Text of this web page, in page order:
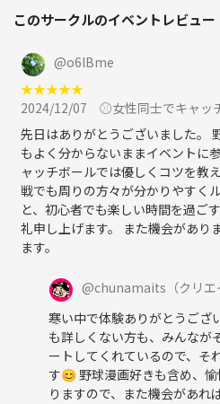
このサークルのイベントレビュー
@o6lBme
★★★★★
2024/12/07
⚾︎女性同士でキャッチボール体験
先日はありがとうございました。
もよく分からないままイベントに
ャッチボールでは優しくコツを教
戦でも周りの方々が分かりやすく
と、初心者でも楽しい時間を過ご
礼申し上げます。 また機会があり
ます。
@chunamaits （クリエ
寒い中で体験ありがとうござ
も詳しくない方も、みんなが
ートしてくれているので、そ
す😊 野球漫画好きも含め、
りますので、また機会があれ